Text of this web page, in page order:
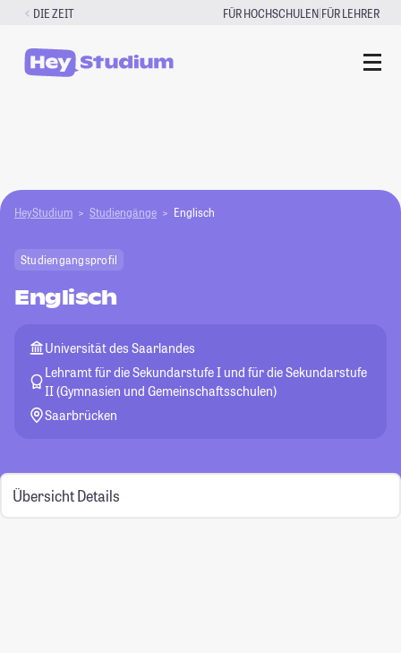
Zum
springen
DIE ZEIT FÜR HOCHSCHULEN|FÜR LEHRER
HeyStudium Studiengänge Englisch
Studiengangsprofil
Englisch
Universität des Saarlandes
Lehramt für die Sekundarstufe I und für die Sekundarstufe
II (Gymnasien und Gemeinschaftsschulen)
Saarbrücken
Übersicht Details